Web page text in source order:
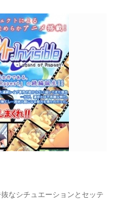
なシチュエーションとセッテ